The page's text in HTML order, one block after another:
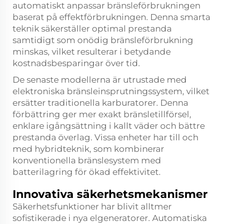
automatiskt anpassar bränsleförbrukningen
baserat på effektförbrukningen. Denna smarta
teknik säkerställer optimal prestanda
samtidigt som onödig bränsleförbrukning
minskas, vilket resulterar i betydande
kostnadsbesparingar över tid.
De senaste modellerna är utrustade med
elektroniska bränsleinsprutningssystem, vilket
ersätter traditionella karburatorer. Denna
förbättring ger mer exakt bränsletillförsel,
enklare igångsättning i kallt väder och bättre
prestanda överlag. Vissa enheter har till och
med hybridteknik, som kombinerar
konventionella bränslesystem med
batterilagring för ökad effektivitet.
Innovativa säkerhetsmekanismer
Säkerhetsfunktioner har blivit alltmer
sofistikerade i nya elgeneratorer. Automatiska